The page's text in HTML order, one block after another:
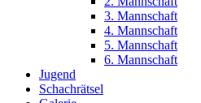
3. Mannschaft
4. Mannschaft
5. Mannschaft
6. Mannschaft
Jugend
Schachrätsel